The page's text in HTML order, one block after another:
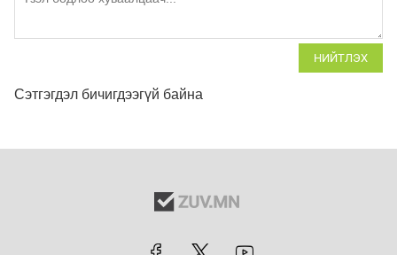
НИЙТЛЭХ
Сэтгэгдэл бичигдээгүй байна